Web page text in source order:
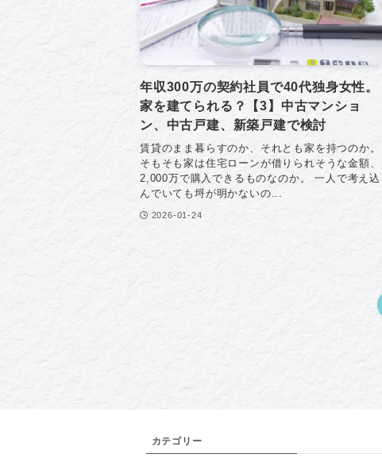
年収300万の契約社員で40代独身女性。
家を建てられる？【3】中古マンショ
ン、中古戸建、新築戸建で検討
賃貸のまま暮らすのか、それとも家を持つのか。
そもそも家は住宅ローンが借りられそうな金額、
2,000万で購入できるものなのか。 一人で考え込
んでいても埒が明かないの...
2026-01-24
カテゴリー